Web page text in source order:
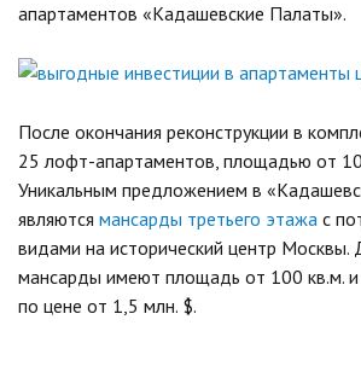
апартаментов «Кадашевские Палаты».
После окончания реконструкции в
25 лофт-апартаментов, площадью от
Уникальным предложением в
являются мансарды третьего этажа с
видами на исторический центр Москвы.
мансарды имеют площадь от 100 кв.м.
по цене от 1,5 млн. $.